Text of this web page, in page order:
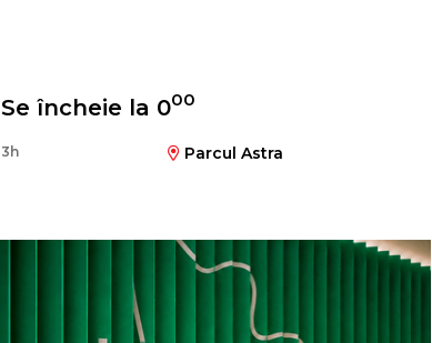
Se încheie la 000
3h Parcul Astra